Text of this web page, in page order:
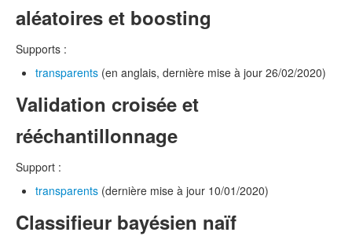
aléatoires et boosting
Supports :
transparents (en anglais, dernière mise à jour 26/02/2020)
Validation croisée et
rééchantillonnage
Support :
transparents (dernière mise à jour 10/01/2020)
Classifieur bayésien naïf